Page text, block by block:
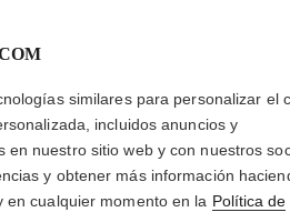
NUIT
Más
Ref. 144875
similares para personalizar el
incluidos anuncios y
en nuestro sitio web y con nuestros
y obtener más información
en cualquier momento en la Política de